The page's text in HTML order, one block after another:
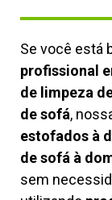
Se você está
profissional
de limpeza
de sofá,
estofados à
de sofá à
sem